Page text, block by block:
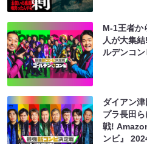
M-1王者か
人が大集
ルデンコ
ダイアン
プラ長田
戦!
ンビ』